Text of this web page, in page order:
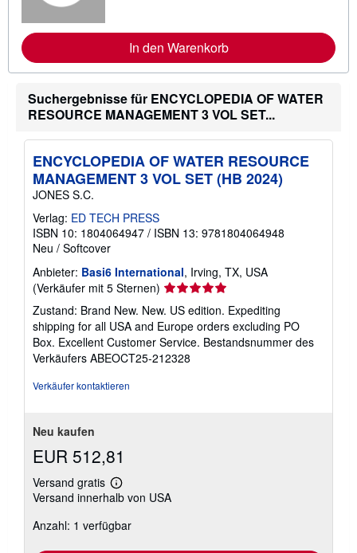
V
e
s
n
d
k
s
t
e
n
e
I
n
o
r
a
i
o
n
u
r
s
a
n
d
k
o
In den Warenkorb
Suchergebnisse für ENCYCLOPEDIA OF WATER
RESOURCE MANAGEMENT 3 VOL SET...
ENCYCLOPEDIA OF WATER RESOURCE
MANAGEMENT 3 VOL SET (HB 2024)
JONES S.C.
Verlag: ED TECH PRESS
ISBN 10: 1804064947 / ISBN 13: 9781804064948
Neu / Softcover
Anbieter: Basi6 International, Irving, TX, USA
(Verkäufer mit 5 Sternen) Verkäuferbewertung
von
5
Sternen
Zustand: Brand New. New. US edition. Expediting
shipping for all USA and Europe orders excluding PO
Box. Excellent Customer Service. Bestandsnummer des
Verkäufers ABEOCT25-212328
Verkäufer kontaktieren
Neu kaufen
EUR 512,81
Versand gratis
Weitere
Informationen
Versandkosten
Versand innerhalb von USA
Anzahl: 1 verfügbar